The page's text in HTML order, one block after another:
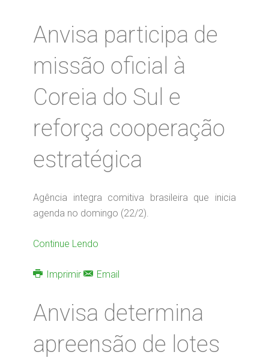
Anvisa participa de
missão oficial à
Coreia do Sul e
reforça cooperação
estratégica
Agência integra comitiva brasileira que inicia
agenda no domingo (22/2).
Continue Lendo
Imprimir Email
Anvisa determina
apreensão de lotes